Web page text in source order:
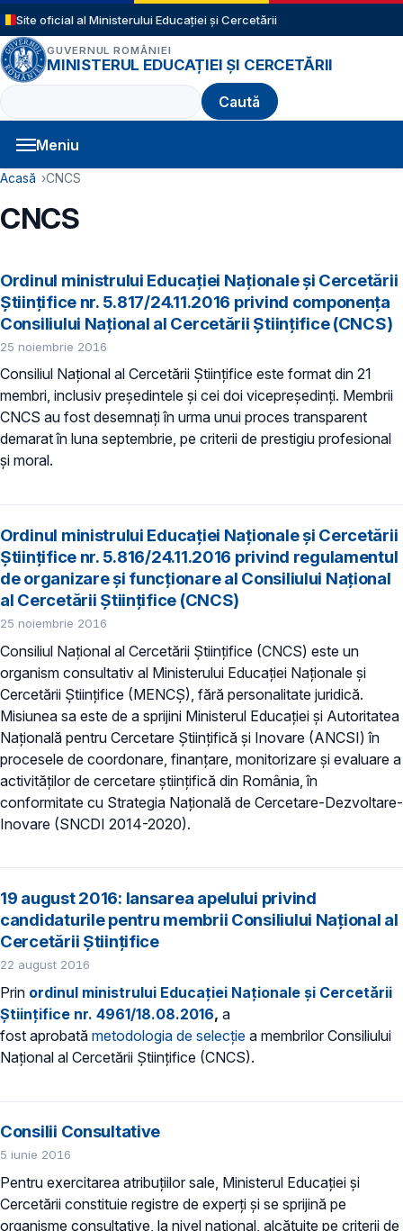
Sari la conținutul principal
Site oficial al Ministerului Educației și Cercetării
GUVERNUL ROMÂNIEI
MINISTERUL EDUCAȚIEI ȘI CERCETĂRII
Caută
Meniu
Navigație principală
Cale de navigare
Acasă CNCS
CNCS
Ordinul ministrului Educației Naționale și Cercetării
Științifice nr. 5.817/24.11.2016 privind componența
Consiliului Național al Cercetării Științifice (CNCS)
25 noiembrie 2016
Consiliul Național al Cercetării Științifice este format din 21
membri, inclusiv președintele şi cei doi vicepreşedinţi. Membrii
CNCS au fost desemnați în urma unui proces transparent
demarat în luna septembrie, pe criterii de prestigiu profesional
și moral.
Ordinul ministrului Educației Naționale și Cercetării
Științifice nr. 5.816/24.11.2016 privind regulamentul
de organizare şi funcţionare al Consiliului Naţional
al Cercetării Ştiinţifice (CNCS)
25 noiembrie 2016
Consiliul Naţional al Cercetării Ştiinţifice (CNCS) este un
organism consultativ al Ministerului Educației Naționale și
Cercetării Științifice (MENCȘ), fără personalitate juridică.
Misiunea sa este de a sprijini Ministerul Educației și Autoritatea
Națională pentru Cercetare Științifică și Inovare (ANCSI) în
procesele de coordonare, finanțare, monitorizare și evaluare a
activităților de cercetare științifică din România, în
conformitate cu Strategia Națională de Cercetare-Dezvoltare-
Inovare (SNCDI 2014-2020).
19 august 2016: lansarea apelului privind
candidaturile pentru membrii Consiliului Național al
Cercetării Științifice
22 august 2016
Prin ordinul ministrului Educației Naționale și Cercetării
Științifice nr. 4961/18.08.2016, a
fost aprobată metodologia de selecţie a membrilor Consiliului
Național al Cercetării Științifice (CNCS).
Consilii Consultative
5 iunie 2016
Pentru exercitarea atribuţiilor sale, Ministerul Educaţiei și
Cercetării constituie registre de experţi şi se sprijină pe
organisme consultative, la nivel naţional, alcătuite pe criterii de